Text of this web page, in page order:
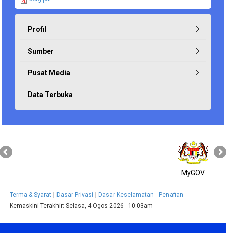
Profil
Sumber
Pusat Media
Data Terbuka
MyGOV
Terma & Syarat Dasar Privasi Dasar Keselamatan
Penafian
Kemaskini Terakhir:Selasa, 4 Ogos 2026 - 10:03am